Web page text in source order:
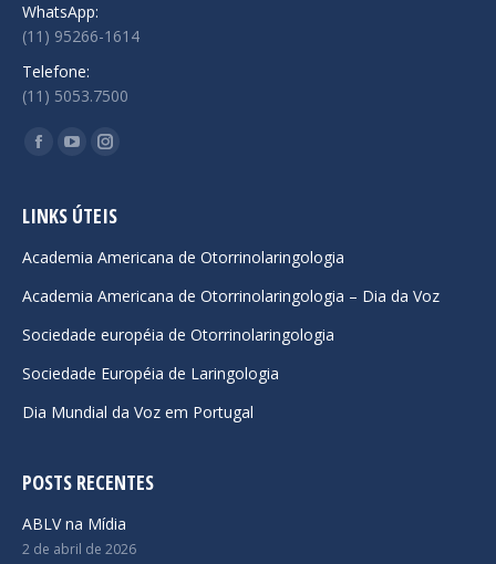
WhatsApp:
(11) 95266-1614
Telefone:
(11) 5053.7500
Encontre-nos em:
Facebook
opens
new
window
YouTube
opens
new
window
Instagram
opens
new
window
LINKS ÚTEIS
Academia Americana de Otorrinolaringologia
Academia Americana de Otorrinolaringologia – Dia da Voz
Sociedade européia de Otorrinolaringologia
Sociedade Européia de Laringologia
Dia Mundial da Voz em Portugal
POSTS RECENTES
ABLV na Mídia
2 de abril de 2026